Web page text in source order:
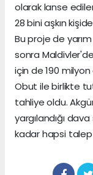
olarak lanse
28 bini aşkın
Bu proje de
sonra
için de 190 milyon
Obut ile birlikte
tahliye oldu.
yargılandığı
kadar hapsi talep